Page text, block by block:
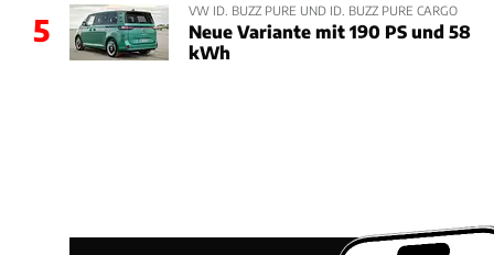
5
VW ID. BUZZ PURE UND ID. BUZZ PURE CARGO
Neue Variante mit 190 PS und 58
kWh